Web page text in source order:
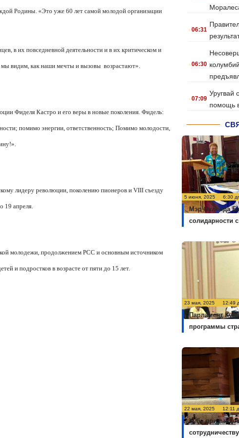
Родины. «Это уже 60 лет самой молодой организации
в их повседневной деятельности и в их критическом и
мы видим, как наши мечты и вызовы возрастают».
Фиделя Кастро и его веры в новые поколения. Фидель:
помимо энергии, ответственность; Помимо молодости,
лидеру революции, поколению пионеров и VIII съезду
19 апреля.
молодежи, продолжением PCC и основным источником
и подростков в возрасте от пяти до 15 лет.
.06:31
.06:30
.07:09
Уругвай
помощь
5 июня, 2025 6:30
Мэр Окленда
солидарности
23 мая, 2025 12:49
Парламент
программы
22 мая, 2025 12:11
Куба